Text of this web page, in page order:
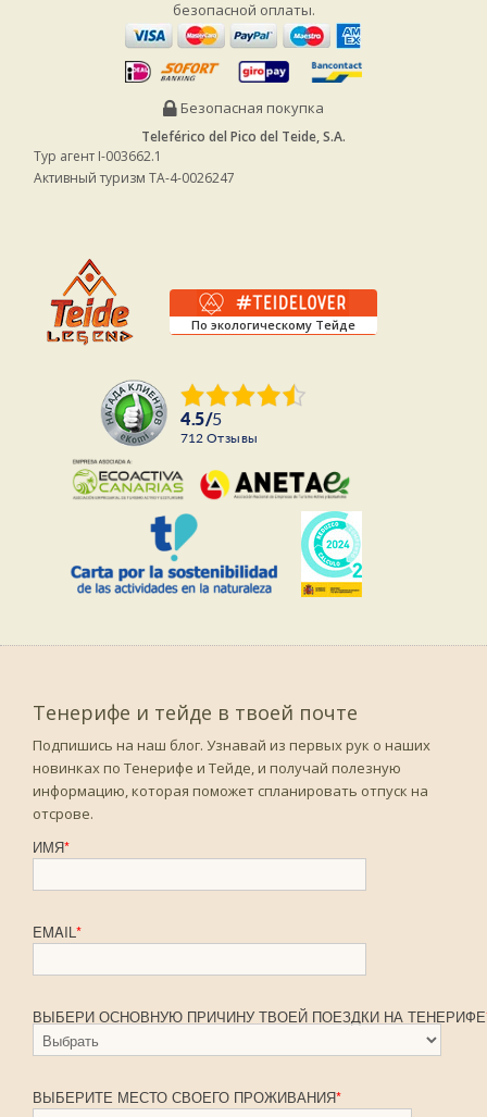
безопасной оплаты.
Безопасная покупка
Teleférico del Pico del Teide, S.A.
Тур агент I-003662.1
Активный туризм TA-4-0026247
По экологическому Тейде
4.5/5
712 Отзывы
Тенерифе и тейде в твоей почте
Подпишись на наш блог. Узнавай из первых рук о наших
новинках по Тенерифе и Тейде, и получай полезную
информацию, которая поможет спланировать отпуск на
отсрове.
ИМЯ*
EMAIL*
ВЫБЕРИ ОСНОВНУЮ ПРИЧИНУ ТВОЕЙ ПОЕЗДКИ НА ТЕНЕРИФЕ
ВЫБЕРИТЕ МЕСТО СВОЕГО ПРОЖИВАНИЯ*